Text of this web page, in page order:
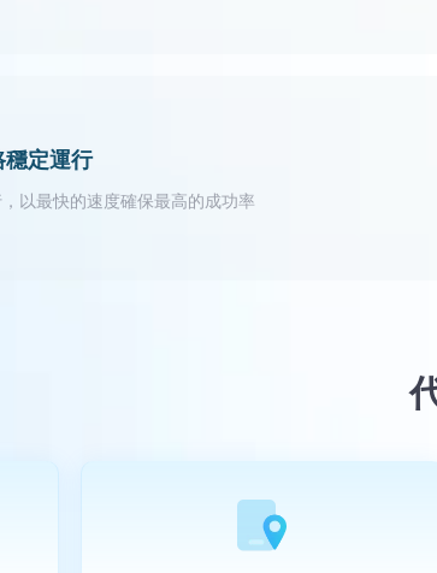
定運行
以最快的速度確保最高的成功率